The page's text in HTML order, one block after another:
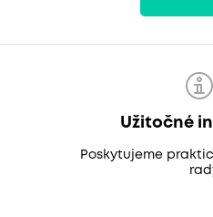
Užitočné
Poskytujeme